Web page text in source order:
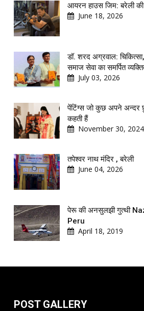
आयरन हाउस जिम: बरेली
June 18, 2026
डॉ. शरद अग्रवाल:
समाज सेवा का समर्पित
July 03, 2026
पेंटिंग्स जो कुछ अपने अन्दर
कहती हैं
November 30, 2024
तपेश्वर नाथ मंदिर , बरेली
June 04, 2026
पेरू की अनसुलझी गुत्थी
Peru
April 18, 2019
POST GALLERY